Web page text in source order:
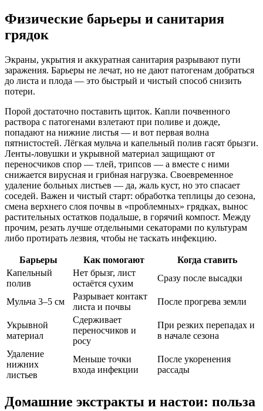
Физические барьеры и санитария
грядок
Экраны, укрытия и аккуратная санитария разрывают пути
заражения. Барьеры не лечат, но не дают патогенам добраться
до листа и плода — это быстрый и чистый способ снизить
потери.
Порой достаточно поставить щиток. Капли почвенного
раствора с патогенами взлетают при поливе и дожде,
попадают на нижние листья — и вот первая волна
пятнистостей. Лёгкая мульча и капельный полив гасят брызги.
Ленты-ловушки и укрывной материал защищают от
переносчиков спор — тлей, трипсов — а вместе с ними
снижается вирусная и грибная нагрузка. Своевременное
удаление больных листьев — да, жаль куст, но это спасает
соседей. Важен и чистый старт: обработка теплицы до сезона,
смена верхнего слоя почвы в «проблемных» грядках, вынос
растительных остатков подальше, в горячий компост. Между
прочим, резать лучше отдельными секаторами по культурам
либо протирать лезвия, чтобы не таскать инфекцию.
Барьеры Как помогают
Когда ставить
Капельный
полив
Нет брызг, лист
остаётся сухим
Сразу после высадки
Мульча 3–5 см
Разрывает контакт
листа и почвы
После прогрева земли
Укрывной
материал
Сдерживает
переносчиков и
росу
При резких перепадах и
в начале сезона
Удаление
нижних
листьев
Меньше точки
входа инфекции
После укоренения
рассады
Домашние экстракты и настои: польза